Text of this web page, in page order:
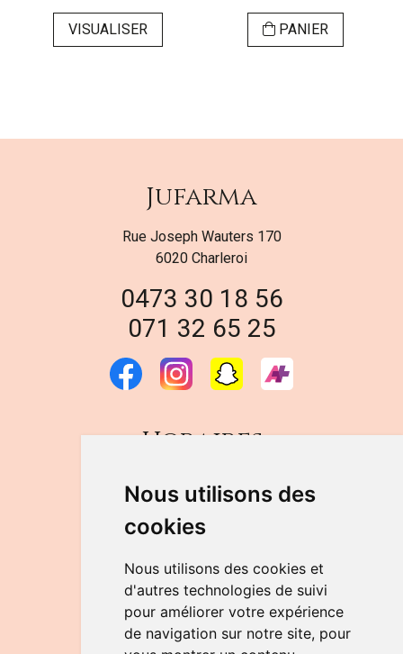
Nous utilisons des
cookies
Nous utilisons des cookies et
d'autres technologies de suivi
pour améliorer votre expérience
de navigation sur notre site, pour
VISUALISER PANIER
Jufarma
Rue Joseph Wauters 170
6020 Charleroi
0473 30 18 56
071 32 65 25
Horaires
DU LUNDI AU VENDREDI
de 9h à 12h30 et de 14h à 18h
LE SAMEDI
de 9h à 12h30
NOUS CONTACTER